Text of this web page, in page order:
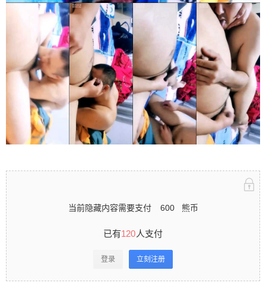
当前隐藏内容需要支付 600 熊币
已有120人支付
登录 立刻注册